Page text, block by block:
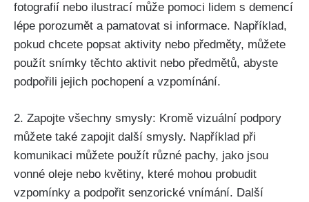
fotografií nebo ilustrací může pomoci lidem s demencí
lépe porozumět a pamatovat si informace. Například,
pokud chcete popsat aktivity nebo předměty, můžete
použít snímky těchto aktivit nebo předmětů, abyste
podpořili jejich pochopení a vzpomínání.
2. Zapojte všechny smysly: Kromě vizuální podpory
můžete také zapojit další smysly. Například při
komunikaci můžete použít různé pachy, jako jsou
vonné oleje nebo květiny, které mohou probudit
vzpomínky a podpořit senzorické vnímání. Další